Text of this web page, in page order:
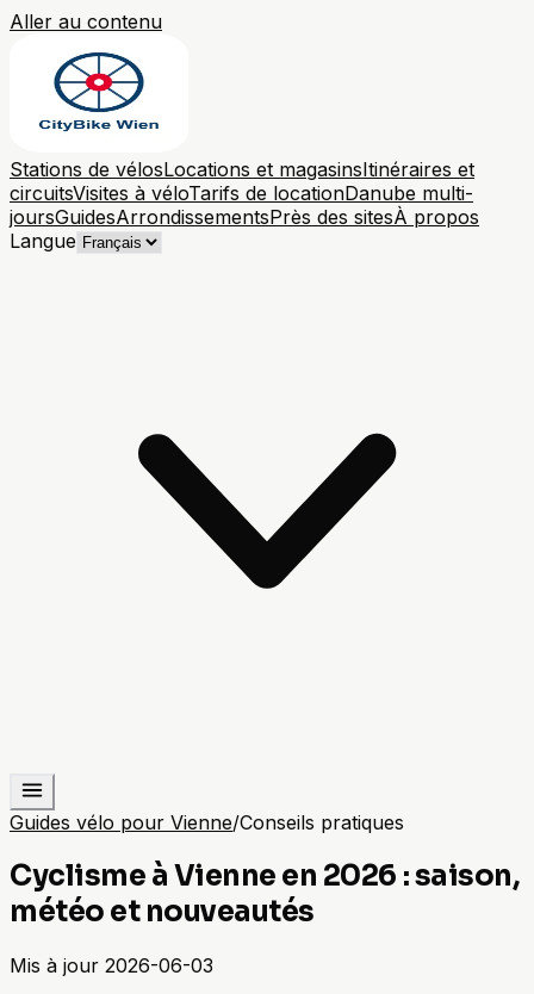
Aller au contenu
Stations de vélosLocations et magasinsItinéraires et
circuitsVisites à véloTarifs de locationDanube multi-
joursGuidesArrondissementsPrès des sitesÀ propos
Langue
Guides vélo pour Vienne/Conseils pratiques
Cyclisme à Vienne en 2026 : saison,
météo et nouveautés
Mis à jour 2026-06-03